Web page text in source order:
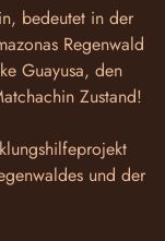
bedeutet in der
Regenwald
Guayusa, den
Zustand!
und der